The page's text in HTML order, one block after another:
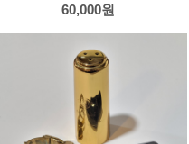
60,000원